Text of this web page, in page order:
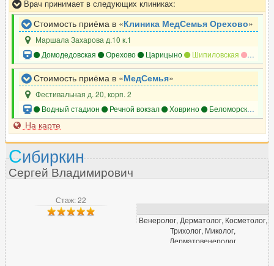
Терапевт 987
Травматолог 622
Травматолог-ортопед
Трансфузиолог 24
Трихолог
У
УЗИ-специалист 1389
Уролог 558
Уролог-андролог
226
Врач принимает в следующих клиниках:
Стоимость приёма в «Клиника МедСемья Орехово»
Маршала Захарова д.10 к.1
Домодедовская
Орехово Царицыно Шипиловская
Стоимость приёма в «МедСемья»
Фестивальная д. 20, корп. 2
Водный стадион
Речной вокзал Ховрино Беломорская
На карте
Стаж: 22
Венеролог, Дерматолог, Косметолог,
Трихолог, Миколог,
Дерматовенеролог
Сибиркин
Сергей Владимирович